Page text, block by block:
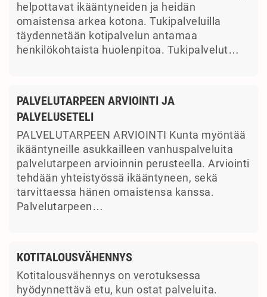
helpottavat ikääntyneiden ja heidän
omaistensa arkea kotona. Tukipalveluilla
täydennetään kotipalvelun antamaa
henkilökohtaista huolenpitoa. Tukipalvelut…
PALVELUTARPEEN ARVIOINTI JA
PALVELUSETELI
PALVELUTARPEEN ARVIOINTI Kunta myöntää
ikääntyneille asukkailleen vanhuspalveluita
palvelutarpeen arvioinnin perusteella. Arviointi
tehdään yhteistyössä ikääntyneen, sekä
tarvittaessa hänen omaistensa kanssa.
Palvelutarpeen…
KOTITALOUSVÄHENNYS
Kotitalousvähennys on verotuksessa
hyödynnettävä etu, kun ostat palveluita.